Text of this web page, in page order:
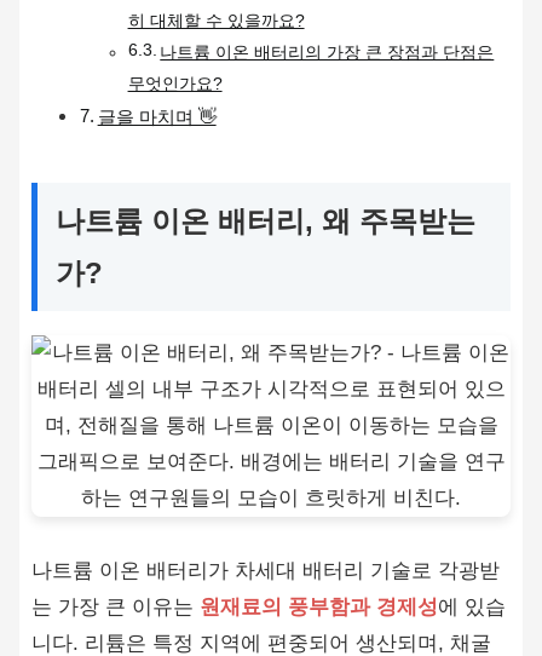
히 대체할 수 있을까요?
나트륨 이온 배터리의 가장 큰 장점과 단점은
무엇인가요?
글을 마치며 👋
나트륨 이온 배터리, 왜 주목받는
가?
나트륨 이온 배터리가 차세대 배터리 기술로 각광받
는 가장 큰 이유는 원재료의 풍부함과 경제성에 있습
니다. 리튬은 특정 지역에 편중되어 생산되며, 채굴